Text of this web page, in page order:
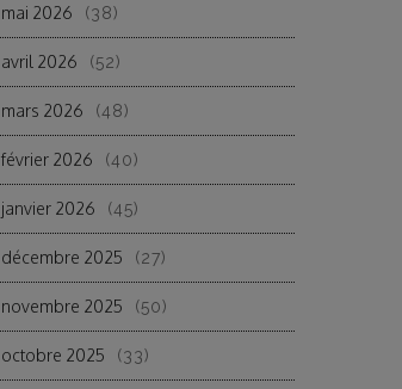
mai 2026 (38)
avril 2026 (52)
mars 2026 (48)
février 2026 (40)
janvier 2026 (45)
décembre 2025 (27)
novembre 2025 (50)
octobre 2025 (33)